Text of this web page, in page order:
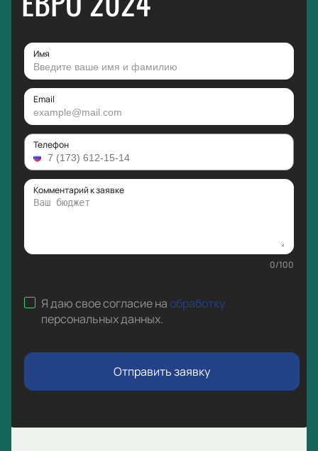
Имя
Email
Телефон
Комментарий к заявке
0/100
Я даю свое согласие наобработку
персональных данных.
Отправить заявку